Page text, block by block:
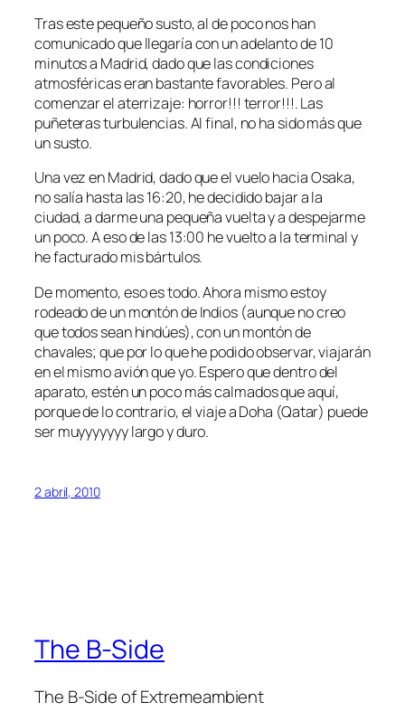
Tras este pequeño susto, al de poco nos han
comunicado que llegaría con un adelanto de 10
minutos a Madrid, dado que las condiciones
atmosféricas eran bastante favorables. Pero al
comenzar el aterrizaje: horror!!! terror!!!. Las
puñeteras turbulencias. Al final, no ha sido más que
un susto.
Una vez en Madrid, dado que el vuelo hacia Osaka,
no salía hasta las 16:20, he decidido bajar a la
ciudad, a darme una pequeña vuelta y a despejarme
un poco. A eso de las 13:00 he vuelto a la terminal y
he facturado mis bártulos.
De momento, eso es todo. Ahora mismo estoy
rodeado de un montón de Indios (aunque no creo
que todos sean hindúes), con un montón de
chavales; que por lo que he podido observar, viajarán
en el mismo avión que yo. Espero que dentro del
aparato, estén un poco más calmados que aquí,
porque de lo contrario, el viaje a Doha (Qatar) puede
ser muyyyyyyy largo y duro.
2 abril, 2010
The B-Side
The B-Side of Extremeambient